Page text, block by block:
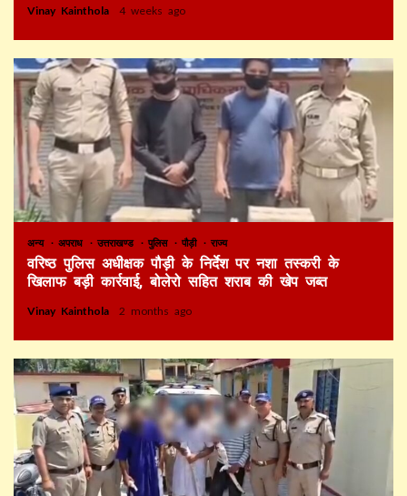
Vinay Kainthola 4 weeks ago
अन्य अपराध उत्तराखण्ड पुलिस पौड़ी राज्य
वरिष्ठ पुलिस अधीक्षक पौड़ी के निर्देश पर नशा तस्करी के
खिलाफ बड़ी कार्रवाई, बोलेरो सहित शराब की खेप जब्त
Vinay Kainthola 2 months ago